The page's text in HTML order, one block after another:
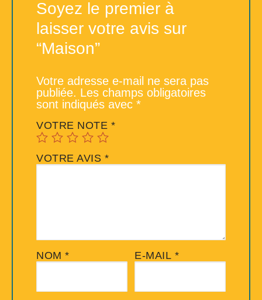
Soyez le premier à
laisser votre avis sur
“Maison”
Votre adresse e-mail ne sera pas
publiée. Les champs obligatoires
sont indiqués avec *
VOTRE NOTE *
VOTRE AVIS *
NOM * E-MAIL *